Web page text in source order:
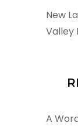
New
Valley
A